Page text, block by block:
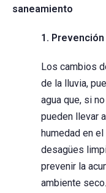
saneamiento
1.
Los cambios
de la lluvia,
agua que, si
pueden llevar
humedad en
desagües
prevenir la
ambiente seco.